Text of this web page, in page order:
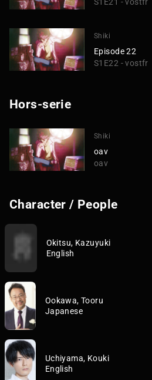
S1E21 - vostfr
Shiki
Episode 22
S1E22 - vostfr
Hors-serie
Shiki
oav
oav
Character / People
Okitsu, Kazuyuki
English
Ookawa, Tooru
Japanese
Uchiyama, Kouki
English